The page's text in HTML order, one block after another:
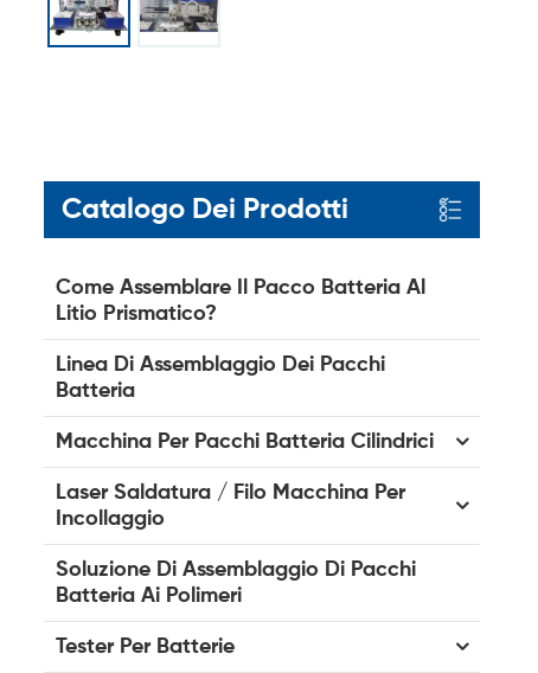
Catalogo Dei Prodotti
Come Assemblare Il Pacco Batteria Al
Litio Prismatico?
Linea Di Assemblaggio Dei Pacchi
Batteria
Macchina Per Pacchi Batteria Cilindrici
Laser Saldatura / Filo Macchina Per
Incollaggio
Soluzione Di Assemblaggio Di Pacchi
Batteria Ai Polimeri
Tester Per Batterie